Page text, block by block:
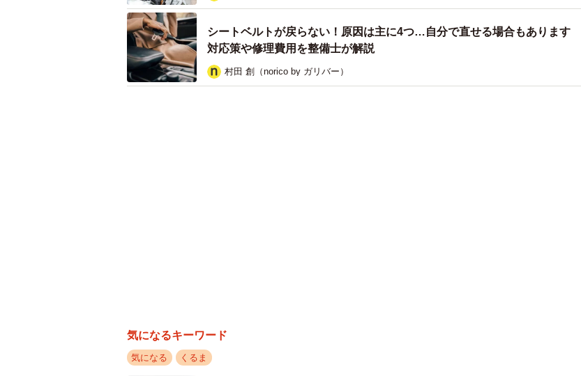
一般的な乗用車であれば3〜8気筒エンジンを搭載している場合が多いので、同じくイグニッ
ションコイルもその気筒数分だけ設置されています。
稀に1気筒あたり2つのイグニッションコイルが設置されている車があり、その場合のイグニ
イグニッションコイルはガソリンエンジン車のみに設置されています。これにはガソリンエ
ンジンタイプのハイブリッド車も含みます。
シートベルトが戻らない！原因は主に4つ…自分で直せる場合もあります
対応策や修理費用を整備士が解説
村田 創（norico by ガリバー）
気になるキーワード
気になる くるま